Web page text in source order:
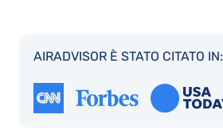
AIRADVISOR È STATO CITATO IN: